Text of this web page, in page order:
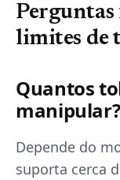
Perguntas
limites de
Quantos
manipular?
Depende do
suporta cerca